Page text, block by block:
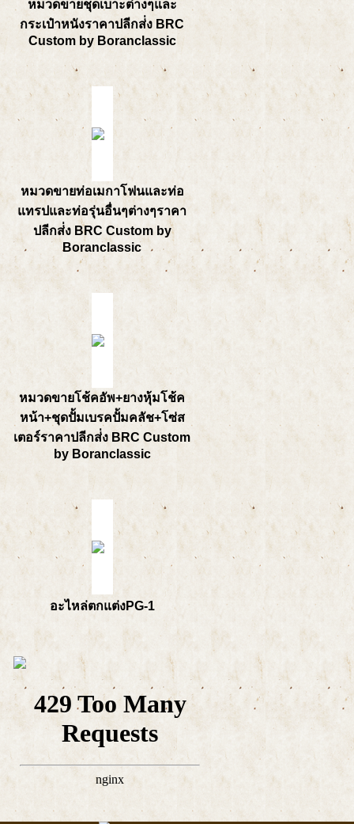
หมวดขายชุดเบาะต่างๆและ
กระเป๋าหนังราคาปลีกส่่ง BRC
Custom by Boranclassic
หมวดขายท่อเมกาโฟนและท่อ
แทรปและท่อรุ่นอื่นๆต่างๆราคา
ปลีกส่่ง BRC Custom by
Boranclassic
หมวดขายโช้คอัพ+ยางหุ้มโช้ค
หน้า+ชุดปั้มเบรคปั้มคลัช+โซ่ส
เตอร์ราคาปลีกส่่ง BRC Custom
by Boranclassic
อะไหล่ตกแต่งPG-1